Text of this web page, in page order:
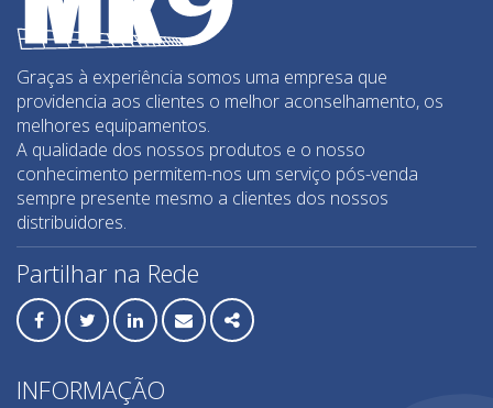
Graças à experiência somos uma empresa que
providencia aos clientes o melhor aconselhamento, os
melhores equipamentos.
A qualidade dos nossos produtos e o nosso
conhecimento permitem-nos um serviço pós-venda
sempre presente mesmo a clientes dos nossos
distribuidores.
Partilhar na Rede
FacebookTwitterLinkedinEmail Share
INFORMAÇÃO